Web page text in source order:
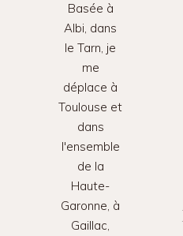
Basée à
Albi, dans
le Tarn, je
me
déplace à
Toulouse et
dans
l'ensemble
de la
Haute-
Garonne, à
Gaillac,